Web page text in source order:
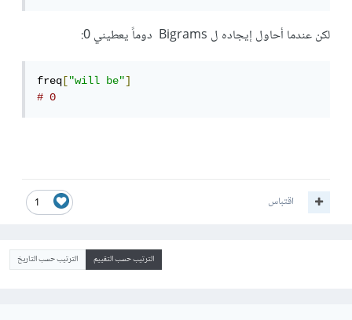
لكن عندما أحاول إيجاده ل Bigrams دوماً يعطيني 0:
freq ["will be"]
# 0
1 اقتباس
الترتيب حسب التقييم الترتيب حسب التاريخ